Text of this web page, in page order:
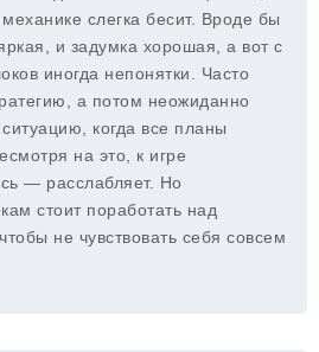
слегка бесит. Вроде бы
и задумка хорошая, а вот с
иногда непонятки. Часто
а потом неожиданно
когда все планы
на это, к игре
— расслабляет. Но
стоит поработать над
не чувствовать себя совсем